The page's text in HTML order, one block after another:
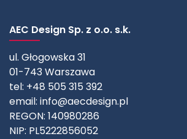
AEC Design Sp. z o.o. s.k.
ul. Głogowska 31
01-743 Warszawa
tel: +48 505 315 392
email: info@aecdesign.pl
REGON: 140980286
NIP: PL5222856052